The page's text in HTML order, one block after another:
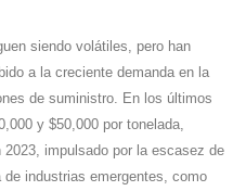
siendo volátiles, pero han
a la creciente demanda en la
de suministro. En los últimos
y $50,000 por tonelada,
impulsado por la escasez de
industrias emergentes, como